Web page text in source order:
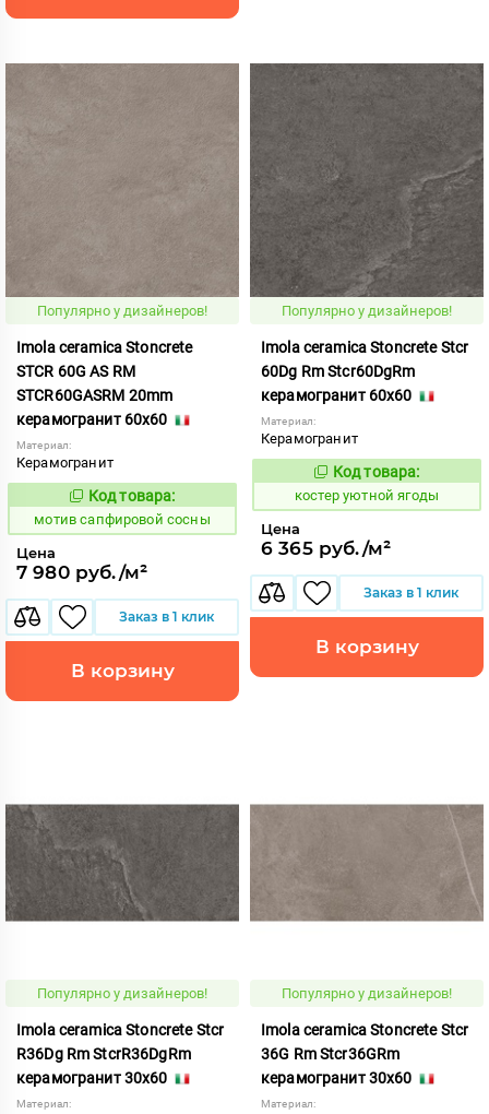
Популярно у дизайнеров!
Imola ceramica Stoncrete
STCR 60G AS RM
STCR60GASRM 20mm
керамогранит 60x60
Материал:
Керамогранит
1041472
Код товара:
мотив сапфировой сосны
Цена
7 980 руб./м²
Заказ в 1 клик
В корзину
Популярно у дизайнеров!
Imola ceramica Stoncrete Stcr
60Dg Rm Stcr60DgRm
керамогранит 60x60
Материал:
Керамогранит
810749
Код товара:
костер уютной ягоды
Цена
6 365 руб./м²
Заказ в 1 клик
В корзину
Популярно у дизайнеров!
Imola ceramica Stoncrete Stcr
R36Dg Rm StcrR36DgRm
керамогранит 30x60
Материал:
Популярно у дизайнеров!
Imola ceramica Stoncrete Stcr
36G Rm Stcr36GRm
керамогранит 30x60
Материал: